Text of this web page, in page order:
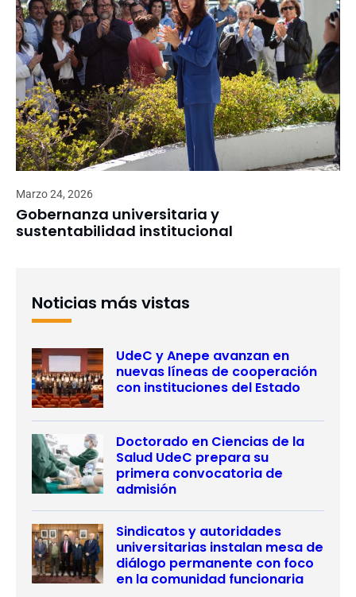
Marzo 24, 2026
Gobernanza universitaria y
sustentabilidad institucional
Noticias más vistas
UdeC y Anepe avanzan en
nuevas líneas de cooperación
con instituciones del Estado
Doctorado en Ciencias de la
Salud UdeC prepara su
primera convocatoria de
admisión
Sindicatos y autoridades
universitarias instalan mesa de
diálogo permanente con foco
en la comunidad funcionaria